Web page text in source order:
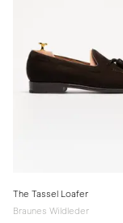
The Tassel Loafer
Braunes Wildleder